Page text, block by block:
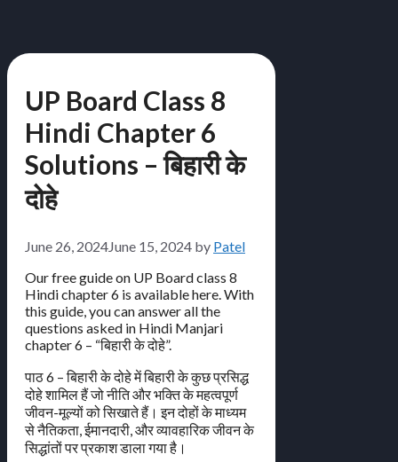
UP Board Class 8
Hindi Chapter 6
Solutions – बिहारी के
दोहे
June 26, 2024June 15, 2024 by Patel
Our free guide on UP Board class 8
Hindi chapter 6 is available here. With
this guide, you can answer all the
questions asked in Hindi Manjari
chapter 6 – “बिहारी के दोहे”.
पाठ 6 – बिहारी के दोहे में बिहारी के कुछ प्रसिद्ध
दोहे शामिल हैं जो नीति और भक्ति के महत्वपूर्ण
जीवन-मूल्यों को सिखाते हैं। इन दोहों के माध्यम
से नैतिकता, ईमानदारी, और व्यावहारिक जीवन के
सिद्धांतों पर प्रकाश डाला गया है।